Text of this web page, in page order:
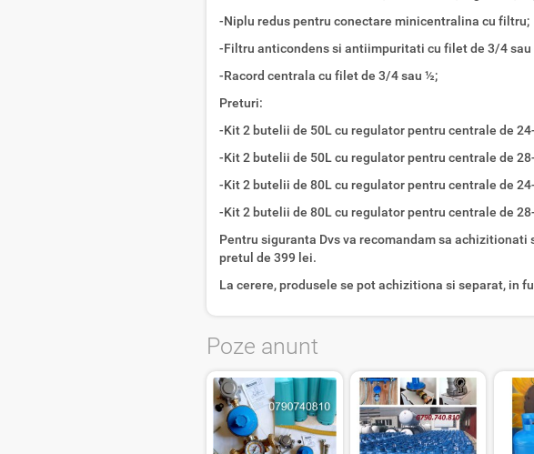
-Niplu redus pentru conectare minicentralina cu filtru;
-Filtru anticondens si antiimpuritati cu filet de 3/4 sau
-Racord centrala cu filet de 3/4 sau ½;
Preturi:
-Kit 2 butelii de 50L cu regulator pentru centrale de
-Kit 2 butelii de 50L cu regulator pentru centrale de
-Kit 2 butelii de 80L cu regulator pentru centrale de
-Kit 2 butelii de 80L cu regulator pentru centrale de
Pentru siguranta Dvs va recomandam sa
pretul de 399 lei.
La cerere, produsele se pot achizitiona si separat, in
Poze anunt